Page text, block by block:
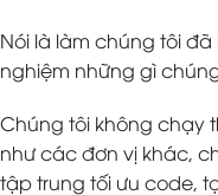
Nói là làm chúng tôi
nghiệm những gì
Chúng tôi không chạy
như các đơn vị khác,
tập trung tối ưu code,